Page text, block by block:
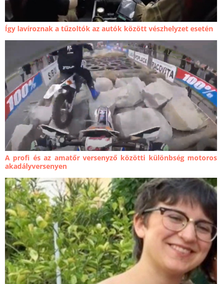
Így lavíroznak a tűzoltók az autók között vészhelyzet esetén
A profi és az amatőr versenyző közötti különbség motoros
akadályversenyen